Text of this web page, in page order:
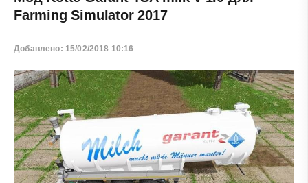
Farming Simulator 2017
Добавлено: 15/02/2018 10:16